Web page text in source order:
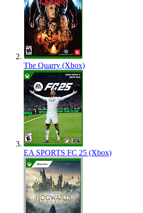
The Quarry (Xbox)
EA SPORTS FC 25 (Xbox)